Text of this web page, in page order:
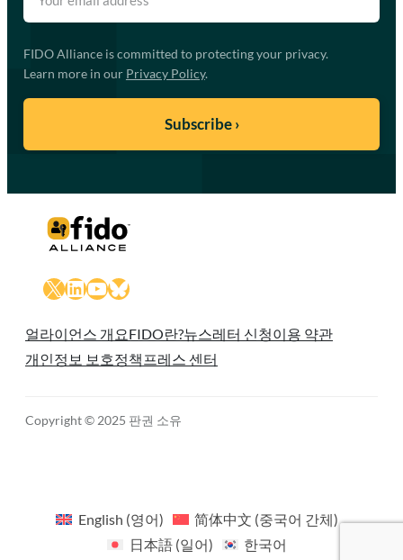
FIDO Alliance is committed to protecting your privacy.
Learn more in our Privacy Policy.
X LinkedIn
YouTube
Bluesky
얼라이언스 개요FIDO란?뉴스레터 신청이용 약관
개인정보 보호정책 프레스 센터
Copyright © 2025 판권 소유
English (영어) 简体中文 (중국어 간체)
日本語(일어) 한국어